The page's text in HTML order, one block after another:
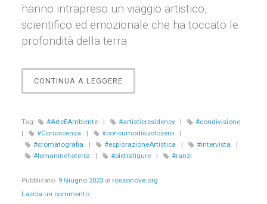
hanno intrapreso un viaggio artistico,
scientifico ed emozionale che ha toccato le
profondità della terra
CONTINUA A LEGGERE
LE
NELLA
TERRA”
Tag: #ArteEAmbiente | #artisticresidency |
#condivisione
|
#Conoscenza | #consumodisuolozero
|
#cromatografia
| #esplorazioneArtistica | #intervista
|
#lemaninellaterra
| #pietraligure | #ranzi
Pubblicato: 9 Giugno 2023 di rossonove.org
Lascia un commento